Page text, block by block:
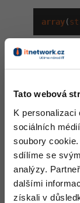
Tato webová
K
sociálních
soubory
sdílíme se
analýzy.
dalšími
získali v
SEO
Pro
Kurzy
Příběhy
Blog
array(
30:
Místo 'š' je v
změněno na
funkce